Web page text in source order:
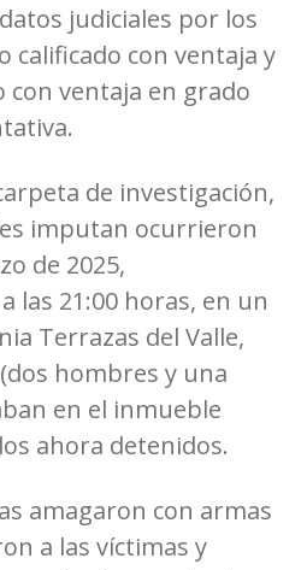
judiciales por los
calificado con ventaja y
con ventaja en grado
de investigación,
imputan ocurrieron
de 2025,
las 21:00 horas, en un
Terrazas del Valle,
hombres y una
en el inmueble
ahora detenidos.
amagaron con armas
a las víctimas y